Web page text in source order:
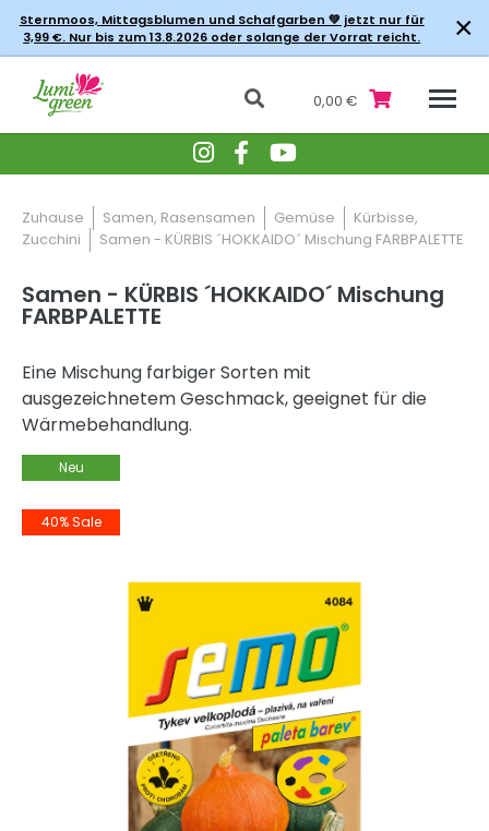
Sternmoos, Mittagsblumen und Schafgarben 💚 jetzt nur für
3,99 €. Nur bis zum 13.8.2026 oder solange der Vorrat reicht.
×
0,00 €
Zuhause Samen, Rasensamen Gemüse
Kürbisse,
Zucchini
Samen - KÜRBIS ´HOKKAIDO´ Mischung FARBPALETTE
Samen - KÜRBIS ´HOKKAIDO´ Mischung
FARBPALETTE
Eine Mischung farbiger Sorten mit
ausgezeichnetem Geschmack, geeignet für die
Wärmebehandlung.
Neu
40% Sale